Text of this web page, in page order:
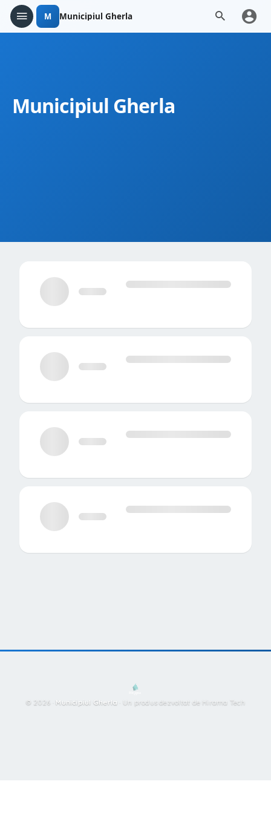
M Municipiul Gherla
Municipiul Gherla
© 2026 · Municipiul Gherla Un produs dezvoltat de Hirama Tech